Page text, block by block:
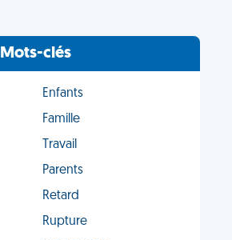
Mots-clés
Enfants
Famille
Travail
Parents
Retard
Rupture